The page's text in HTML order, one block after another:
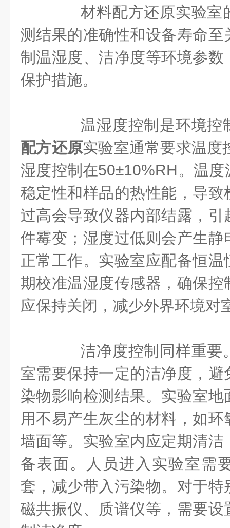
材料配方还原实验室
测结果的准确性和设备寿命
制温湿度、洁净度等环境参
保护措施。
温湿度控制是环境控
配方还原实验室通常要求温
湿度控制在50±10%RH。温
稳定性和样品的热性能，导
过高会导致仪器内部结露，
件霉变；湿度过低则会产生
正常工作。实验室应配备恒
期校准温湿度传感器，确保
应保持关闭，减少外界环境对
洁净度控制同样重要
室需要保持一定的洁净度，
染物影响检测结果。实验室
用不易产生灰尘的材料，如
墙面等。实验室内应定期清
备表面。人员进入实验室需
套，减少带入污染物。对于
磁共振仪、质谱仪等，需要